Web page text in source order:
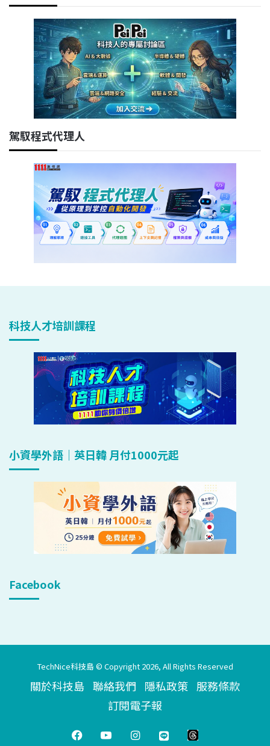
駕馭程式代理人
科技人才培訓課程
小資學外語｜英日韓 月付1000元起
Facebook
TechNice科技島 © Copyright 2026, All Rights Reserved
關於科技島 聯絡我們 隱私政策 服務條款
訂閱電子報